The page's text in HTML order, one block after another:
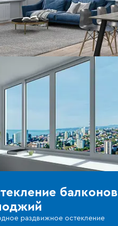
балконов
раздвижное остекление